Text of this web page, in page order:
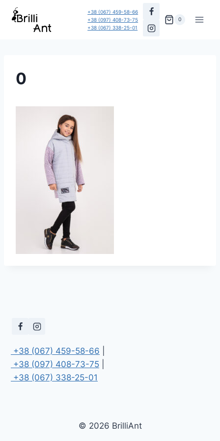
Перейти
+38 (067) 459-58-66
+38 (097) 408-73-75
+38 (067) 338-25-01
0
0
+38 (067) 459-58-66
+38 (097) 408-73-75
+38 (067) 338-25-01
© 2026 BrilliAnt